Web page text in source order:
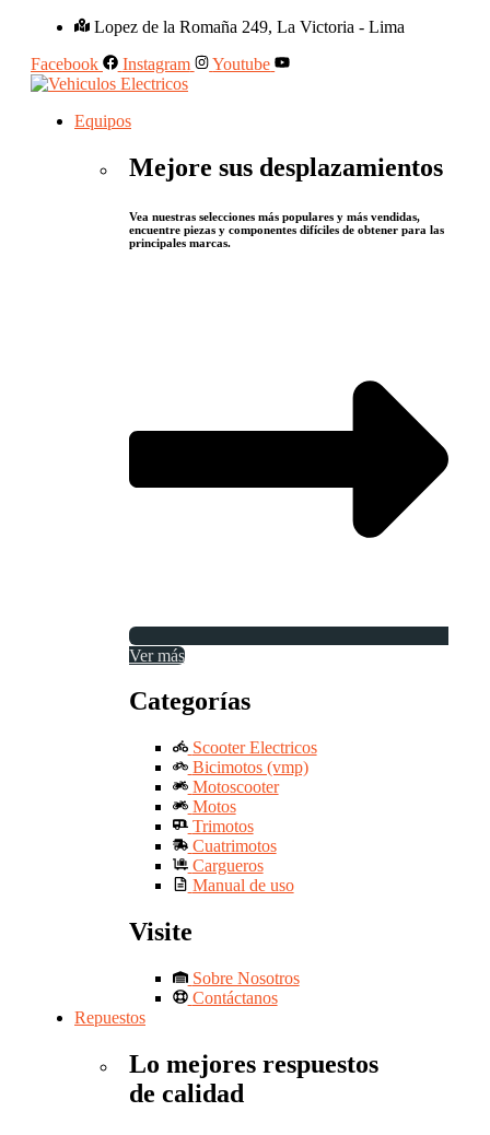
Lopez de la Romaña 249, La Victoria - Lima
Facebook
Instagram Youtube
Equipos
Mejore sus desplazamientos
Vea nuestras selecciones más populares y más vendidas,
encuentre piezas y componentes difíciles de obtener para las
principales marcas.
Ver más
Categorías
Scooter Electricos
Bicimotos (vmp)
Motoscooter
Motos
Trimotos
Cuatrimotos
Cargueros
Manual de uso
Visite
Sobre Nosotros
Contáctanos
Repuestos
Lo mejores respuestos
de calidad